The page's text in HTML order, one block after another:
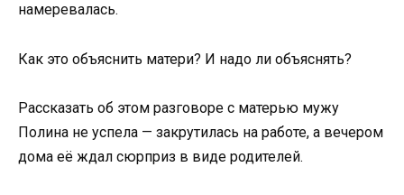
намеревалась.
Как это объяснить матери? И надо ли объяснять?
Рассказать об этом разговоре с матерью мужу
Полина не успела — закрутилась на работе, а вечером
дома её ждал сюрприз в виде родителей.